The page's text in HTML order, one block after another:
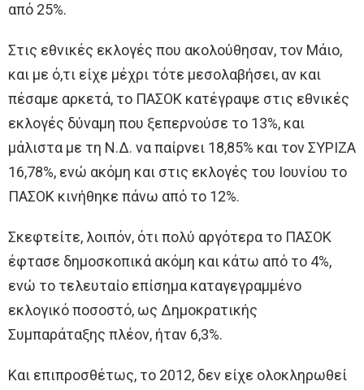
από 25%.
Στις εθνικές εκλογές που ακολούθησαν, τον Μάιο,
και με ό,τι είχε μέχρι τότε μεσολαβήσει, αν και
πέσαμε αρκετά, το ΠΑΣΟΚ κατέγραψε στις εθνικές
εκλογές δύναμη που ξεπερνούσε το 13%, και
μάλιστα με τη Ν.Δ. να παίρνει 18,85% και τον ΣΥΡΙΖΑ
16,78%, ενώ ακόμη και στις εκλογές του Ιουνίου το
ΠΑΣΟΚ κινήθηκε πάνω από το 12%.
Σκεφτείτε, λοιπόν, ότι πολύ αργότερα το ΠΑΣΟΚ
έφτασε δημοσκοπικά ακόμη και κάτω από το 4%,
ενώ το τελευταίο επίσημα καταγεγραμμένο
εκλογικό ποσοστό, ως Δημοκρατικής
Συμπαράταξης πλέον, ήταν 6,3%.
Και επιπροσθέτως, το 2012, δεν είχε ολοκληρωθεί